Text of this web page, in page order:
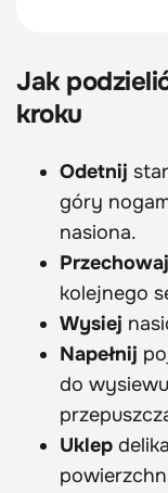
Jak
kroku
Odetnij
góry
nasiona.
Przechowaj
kolejnego
Wysiej
Napełnij
do
Uklep